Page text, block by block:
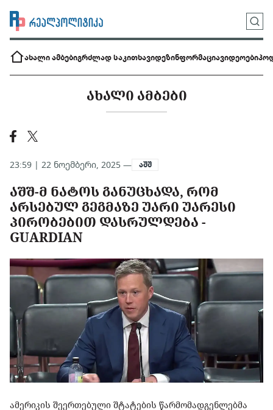
ახალი ამბებიგრძლად საკითხავიდეზინფორმაციავიდეოები
ᲐᲮᲐᲚᲘ ᲐᲛᲑᲔᲑᲘ
23:59 | 22 ნოემბერი, 2025 — აშშ
ᲐᲨᲨ-Მ ᲜᲐᲢᲝᲡ ᲒᲐᲜᲣᲪᲮᲐᲓᲐ, ᲠᲝᲛ
ᲐᲠᲡᲔᲑᲣᲚ ᲒᲔᲒᲛᲐᲖᲔ ᲣᲐᲠᲘ ᲣᲐᲠᲔᲡᲘ
ᲞᲘᲠᲝᲑᲔᲑᲘᲗ ᲓᲐᲡᲠᲣᲚᲓᲔᲑᲐ -
GUARDIAN
ამერიკის შეერთებული შტატების წარმომადგენლებმა